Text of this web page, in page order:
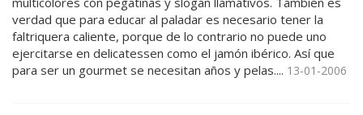
verdad que para educar al paladar es necesario tener la
faltriquera caliente, porque de lo contrario no puede uno
ejercitarse en delicatessen como el jamón ibérico. Así que
para ser un gourmet se necesitan años y pelas.... 13-01-2006